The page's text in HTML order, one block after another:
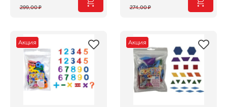
299,00₽
Первоначальная
299,00 ₽.
Текущая
274,00₽
Первоначальная
274,00 ₽.
Текущая
Акция Акция